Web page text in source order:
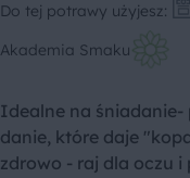
Do tej potrawy użyjesz:
Akademia Smaku
Idealne na śniadanie-
danie, które daje
zdrowo - raj dla oczu i